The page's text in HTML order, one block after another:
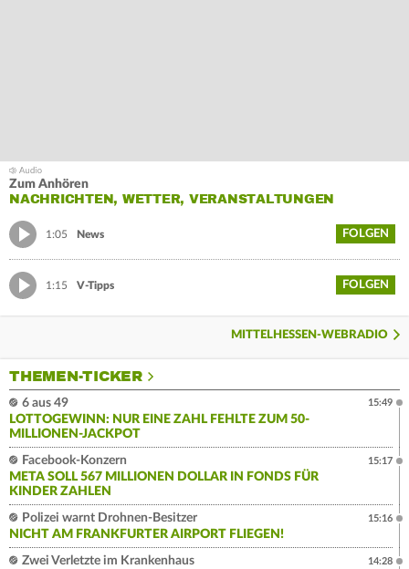
Zum Anhören
NACHRICHTEN, WETTER, VERANSTALTUNGEN
1:05 News FOLGEN
1:15 V-Tipps FOLGEN
MITTELHESSEN-WEBRADIO
THEMEN-TICKER
6 aus 49
LOTTOGEWINN: NUR EINE ZAHL FEHLTE ZUM 50-
MILLIONEN-JACKPOT
15:49
Facebook-Konzern
META SOLL 567 MILLIONEN DOLLAR IN FONDS FÜR
KINDER ZAHLEN
15:17
Polizei warnt Drohnen-Besitzer
NICHT AM FRANKFURTER AIRPORT FLIEGEN!
15:16
Zwei Verletzte im Krankenhaus
14:28